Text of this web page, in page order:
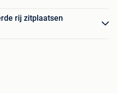
rij zitplaatsen